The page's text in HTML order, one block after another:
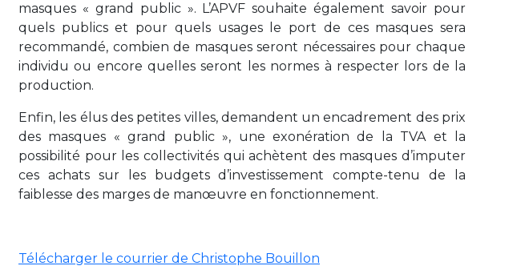
masques « grand public ». L’APVF souhaite également savoir pour
quels publics et pour quels usages le port de ces masques sera
recommandé, combien de masques seront nécessaires pour chaque
individu ou encore quelles seront les normes à respecter lors de la
production.
Enfin, les élus des petites villes, demandent un encadrement des prix
des masques « grand public », une exonération de la TVA et la
possibilité pour les collectivités qui achètent des masques d’imputer
ces achats sur les budgets d’investissement compte-tenu de la
faiblesse des marges de manœuvre en fonctionnement.
Télécharger le courrier de Christophe Bouillon